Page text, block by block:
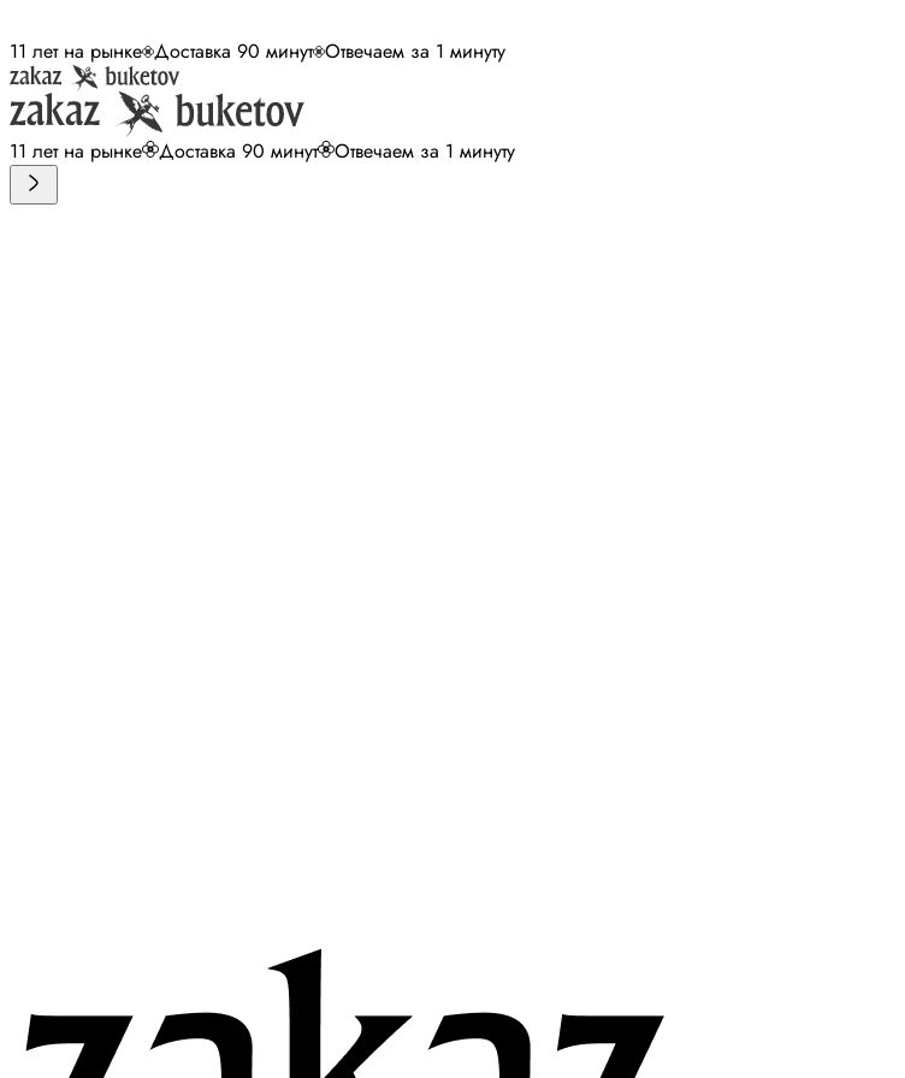
11 лет на рынке Доставка 90 минут Отвечаем за 1 минуту
11 лет на рынке Доставка 90 минут Отвечаем за 1 минуту